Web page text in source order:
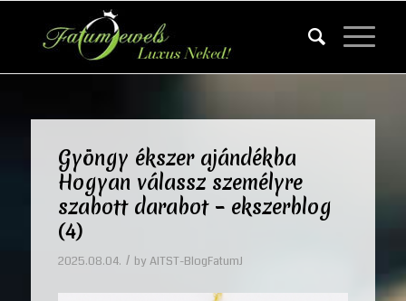
Gyöngy ékszer ajándékba
Hogyan válassz személyre
szabott darabot – ekszerblog
(4)
2025.08.04. / by AITST-BlogFatumJ